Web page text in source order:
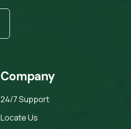
Company
24/7 Support
Locate Us